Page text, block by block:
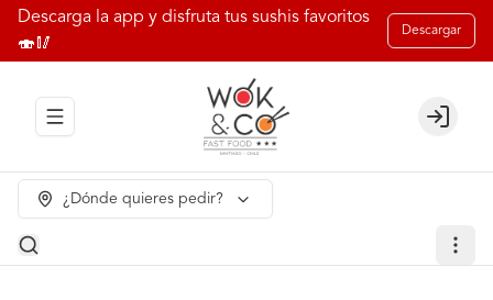
Descarga la app y disfruta tus sushis favoritos
🍣🥢
Descargar
Abrir menu de navegación Login
¿Dónde quieres pedir?